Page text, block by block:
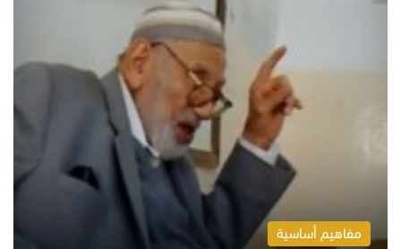
مفاهيم أساسية